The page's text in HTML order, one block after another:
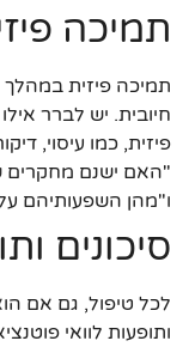
תמיכה
תמיכה פיזית במהלך
חיובית. יש לברר
פיזית, כמו עיסוי,
"האם ישנם מחקרים
ו"מהן השפעותיהם
סיכונים
לכל טיפול, גם אם
ותופעות לוואי